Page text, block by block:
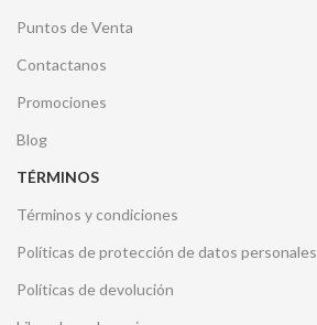
Puntos de Venta
Contactanos
Promociones
Blog
TÉRMINOS
Términos y condiciones
Políticas de protección de datos personales
Políticas de devolución